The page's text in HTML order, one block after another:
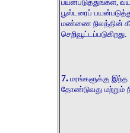
பயன்படுத்துங்கள்,
பூஸ்டரைப்
மண்ணை நிலத்தின்
செறிவூட்டப்படுகிறது.
7. மரங்களுக்கு இந்த
தோண்டுவது மற்றும்